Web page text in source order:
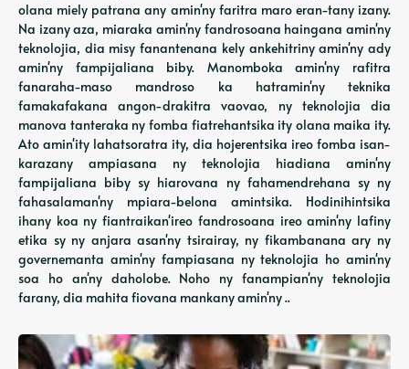
olana miely patrana any amin'ny faritra maro eran-tany izany.
Na izany aza, miaraka amin'ny fandrosoana haingana amin'ny
teknolojia, dia misy fanantenana kely ankehitriny amin'ny ady
amin'ny fampijaliana biby. Manomboka amin'ny rafitra
fanaraha-maso mandroso ka hatramin'ny teknika
famakafakana angon-drakitra vaovao, ny teknolojia dia
manova tanteraka ny fomba fiatrehantsika ity olana maika ity.
Ato amin'ity lahatsoratra ity, dia hojerentsika ireo fomba isan-
karazany ampiasana ny teknolojia hiadiana amin'ny
fampijaliana biby sy hiarovana ny fahamendrehana sy ny
fahasalaman'ny mpiara-belona amintsika. Hodinihintsika
ihany koa ny fiantraikan'ireo fandrosoana ireo amin'ny lafiny
etika sy ny anjara asan'ny tsirairay, ny fikambanana ary ny
governemanta amin'ny fampiasana ny teknolojia ho amin'ny
soa ho an'ny daholobe. Noho ny fanampian'ny teknolojia
farany, dia mahita fiovana mankany amin'ny ..